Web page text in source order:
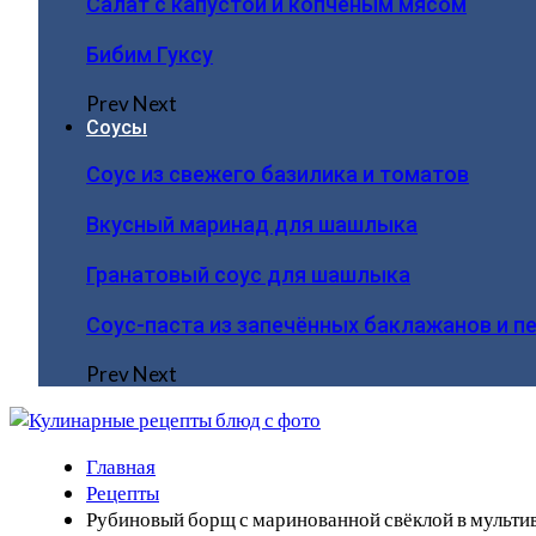
Бибим Гуксу
PrevNext
Соусы
Соус из свежего базилика и томатов
Вкусный маринад для шашлыка
Гранатовый соус для шашлыка
Соус-паста из запечённых баклажанов и
PrevNext
Главная
Рецепты
Рубиновый борщ с маринованной свёклой в